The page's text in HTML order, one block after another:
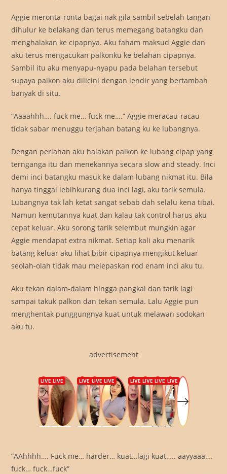
Aggie meronta-ronta bagai nak gila sambil sebelah tangan
dihulur ke belakang dan terus memegang batangku dan
menghalakan ke cipapnya. Aku faham maksud Aggie dan
aku terus mengacukan palkonku ke belahan cipapnya.
Sambil itu aku menyapu-nyapu pada belahan tersebut
supaya palkon aku dilicini dengan lendir yang bertambah
banyak di situ.
“Aaaahhh…. fuck me… fuck me….” Aggie meracau-racau
tidak sabar menuggu terjahan batang ku ke lubangnya.
Dengan perlahan aku halakan palkon ke lubang cipap yang
ternganga itu dan menekannya secara slow and steady. Inci
demi inci batangku masuk ke dalam lubang nikmat itu. Bila
hanya tinggal lebihkurang dua inci lagi, aku tarik semula.
Lubangnya tak lah ketat sangat sebab dah selalu kena tibai.
Namun kemutannya kuat dan kalau tak control harus aku
cepat keluar. Aku sorong tarik selembut mungkin agar
Aggie mendapat extra nikmat. Setiap kali aku menarik
batang keluar aku lihat bibir cipapnya mengikut keluar
seolah-olah tidak mau melepaskan rod enam inci aku tu.
Aku tekan dalam-dalam hingga pangkal dan tarik lagi
sampai takuk palkon dan tekan semula. Lalu Aggie pun
menghentak punggungnya kuat untuk melawan sodokan
aku tu.
advertisement
“AAhhhh…. Fuck me… harder… kuat…lagi kuat….. aayyaaa….
fuck… fuck…fuck”